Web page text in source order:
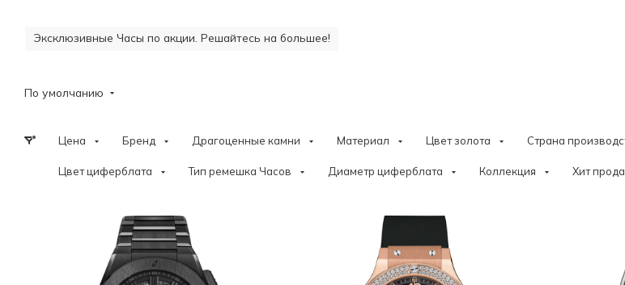
Эксклюзивные Часы по акции. Решайтесь на большее!
По умолчанию
Цена Бренд Драгоценные камни Материал Цвет золота Страна
Цвет циферблата Тип ремешка Часов Диаметр циферблата Коллекция Хит